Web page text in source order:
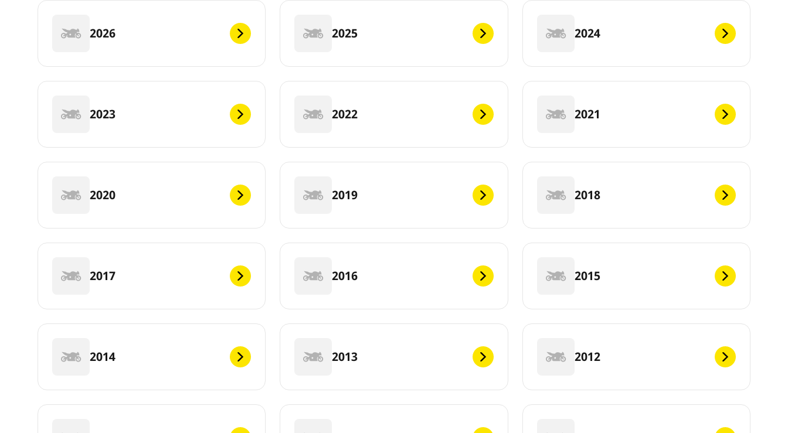
2026 2025 2024
2023 2022 2021
2020 2019 2018
2017 2016 2015
2014 2013 2012